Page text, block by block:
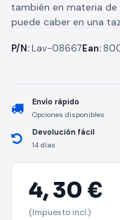
también en materia
puede caber en una
P/N:Lav-08667Ean:
Envío rápido
Opciones disponibles
Devolución fácil
14 días
4,30 €
(Impuesto incl.)